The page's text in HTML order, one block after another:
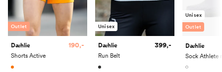
Outlet
Dæhlie
Shorts Active
190,-
Unisex
Dæhlie
Run Belt
399,-
Unisex
Outlet
Dæhlie